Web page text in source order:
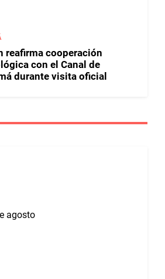
reafirma cooperación
con el Canal de
durante visita oficial